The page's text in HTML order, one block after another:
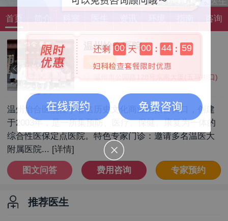
首页 咨询
温州怡合医院
专科医院
温州市公园路128号东南大厦(五马街口)
温州怡合医院位于著名历史文化商业圈怡合街口，创建
于2003年，是一所集预防、医疗、保健、康复为一体的
综合性医保定点医院。特色专家门诊：邀请多名温医大
附属医院... [详情]
图文问答 费用咨询 专家预约
推荐医生
00 00 44 58